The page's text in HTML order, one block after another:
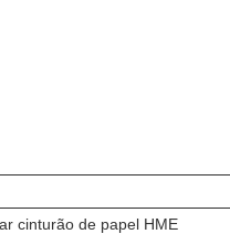
cinturão de papel HME